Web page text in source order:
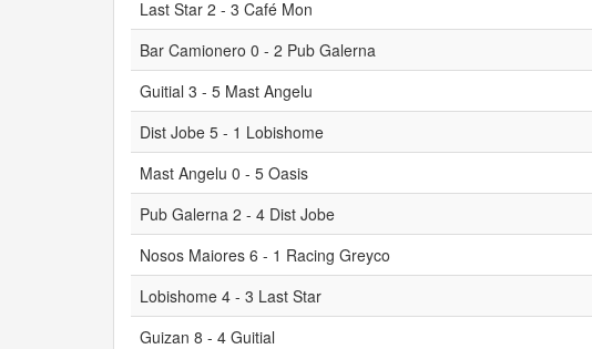
Last Star 2 - 3 Café Mon
Bar Camionero 0 - 2 Pub Galerna
Guitial 3 - 5 Mast Angelu
Dist Jobe 5 - 1 Lobishome
Mast Angelu 0 - 5 Oasis
Pub Galerna 2 - 4 Dist Jobe
Nosos Maiores 6 - 1 Racing Greyco
Lobishome 4 - 3 Last Star
Guizan 8 - 4 Guitial